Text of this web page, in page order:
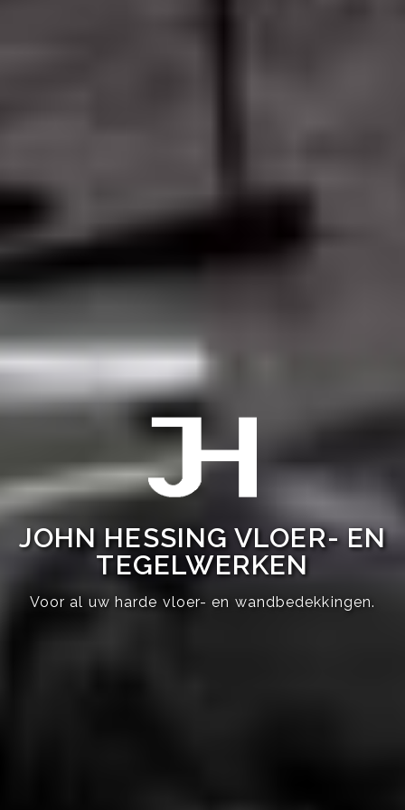
JOHN HESSING VLOER- EN
TEGELWERKEN
Voor al uw harde vloer- en wandbedekkingen.